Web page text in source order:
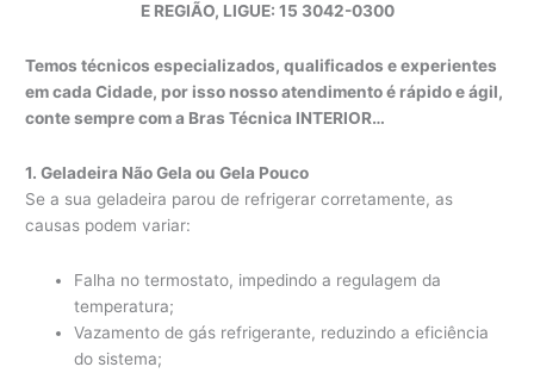
E REGIÃO, LIGUE: 15 3042-0300
Temos técnicos especializados, qualificados e experientes
em cada Cidade, por isso nosso atendimento é rápido e ágil,
conte sempre com a Bras Técnica INTERIOR…
1. Geladeira Não Gela ou Gela Pouco
Se a sua geladeira parou de refrigerar corretamente, as
causas podem variar:
Falha no termostato, impedindo a regulagem da
temperatura;
Vazamento de gás refrigerante, reduzindo a eficiência
do sistema;